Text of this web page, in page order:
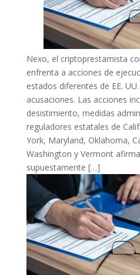
Nexo, el criptoprestamista
enfrenta a acciones de
estados diferentes de EE.
acusaciones. Las acciones
desistimiento, medidas
reguladores estatales de
York, Maryland, Oklahoma,
Washington y Vermont
supuestamente […]